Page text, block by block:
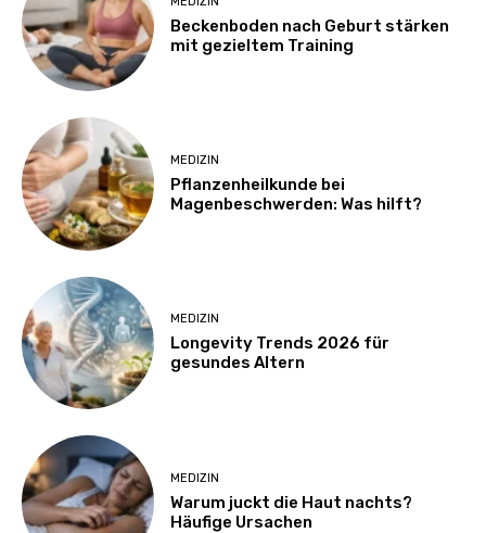
Beckenboden nach Geburt stärken
mit gezieltem Training
MEDIZIN
Pflanzenheilkunde bei
Magenbeschwerden: Was hilft?
MEDIZIN
Longevity Trends 2026 für
gesundes Altern
MEDIZIN
Warum juckt die Haut nachts?
Häufige Ursachen